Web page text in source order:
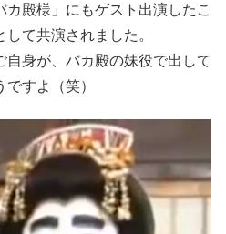
殿様」にもゲスト出演したこ
て共演されました。
自身が、バカ殿の妹役で出して
すよ（笑）